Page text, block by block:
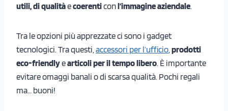
utili, di qualitàecoerenticonl’immagine aziendale.
Tra le opzioni più apprezzate ci sono i gadget
tecnologici. Tra questi, accessori per l’ufficio prodotti
eco-friendlyearticoli per il tempo libero. È importante
evitare omaggi banali o di scarsa qualità. Pochi regali
ma… buoni!